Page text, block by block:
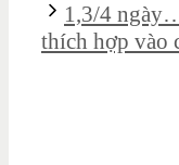
1,3/4
thích hợp vào